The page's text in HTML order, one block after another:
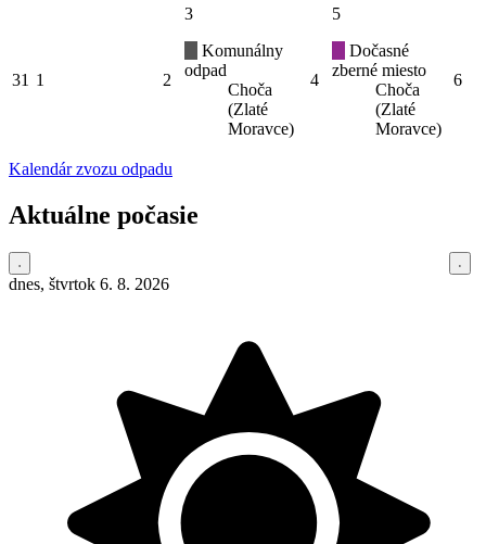
31 1 2
3
Komunálny
odpad
Choča
(Zlaté
Moravce)
4
5
Dočasné
zberné miesto
Choča
(Zlaté
Moravce)
6
Kalendár zvozu odpadu
Aktuálne počasie
dnes, štvrtok 6. 8. 2026